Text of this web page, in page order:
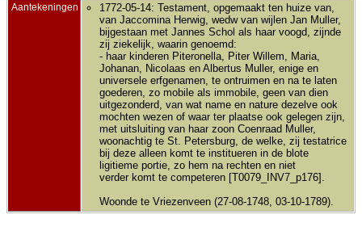
Aantekeningen
1772-05-14: Testament, opgemaakt ten huize van,
van Jaccomina Herwig, wedw van wijlen Jan Muller,
bijgestaan met Jannes Schol als haar voogd, zijnde
zij ziekelijk, waarin genoemd:
- haar kinderen Piteronella, Piter Willem, Maria,
Johanan, Nicolaas en Albertus Muller, enige en
universele erfgenamen, te ontruimen en na te laten
goederen, zo mobile als immobile, geen van dien
uitgezonderd, van wat name en nature dezelve ook
mochten wezen of waar ter plaatse ook gelegen zijn,
met uitsluiting van haar zoon Coenraad Muller,
woonachtig te St. Petersburg, de welke, zij testatrice
bij deze alleen komt te institueren in de blote
ligitieme portie, zo hem na rechten en niet
verder komt te competeren [T0079_INV7_p176].
Woonde te Vriezenveen (27-08-1748, 03-10-1789).